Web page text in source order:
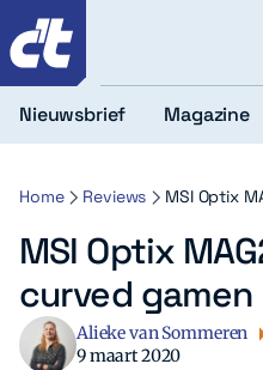
Nieuwsbrief Magazine
Home Reviews MSI Optix
MSI Optix
curved gamen
Alieke van Sommeren
9 maart 2020